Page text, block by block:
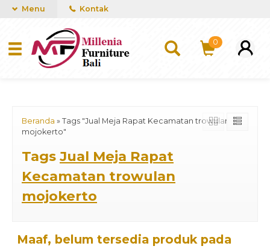
mUCn7CwGawCVTvwq7a99f4AgACOVgZvYEW65FFSDBf0
Menu Kontak
0
Beranda » Tags "Jual Meja Rapat Kecamatan trowulan
mojokerto"
Tags Jual Meja Rapat
Kecamatan trowulan
mojokerto
Maaf, belum tersedia produk pada